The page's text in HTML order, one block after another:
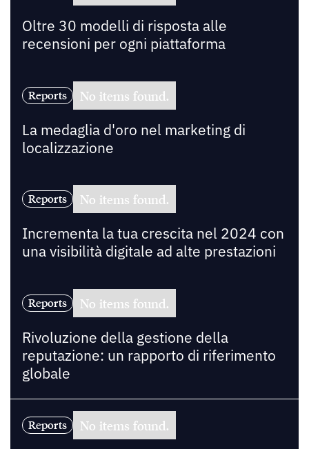
Oltre 30 modelli di risposta alle
recensioni per ogni piattaforma
Reports No items found.
La medaglia d'oro nel marketing di
localizzazione
Reports No items found.
Incrementa la tua crescita nel 2024 con
una visibilità digitale ad alte prestazioni
Reports No items found.
Rivoluzione della gestione della
reputazione: un rapporto di riferimento
globale
Reports No items found.